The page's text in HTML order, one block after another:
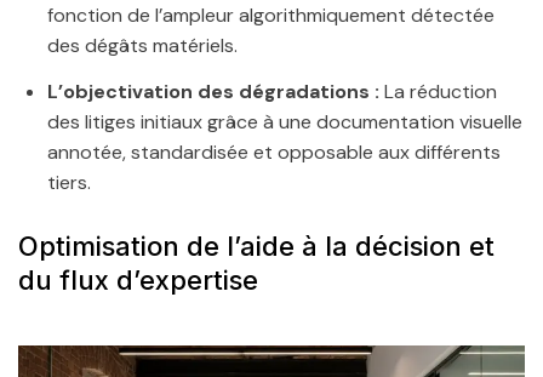
fonction de l’ampleur algorithmiquement détectée
des dégâts matériels.
L’objectivation des dégradations : La réduction
des litiges initiaux grâce à une documentation visuelle
annotée, standardisée et opposable aux différents
tiers.
Optimisation de l’aide à la décision et
du flux d’expertise